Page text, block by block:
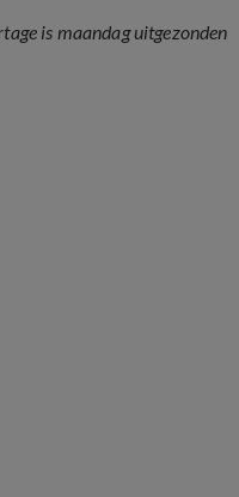
is maandag uitgezonden